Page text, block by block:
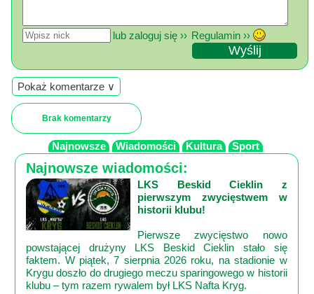
lub zaloguj się ›› Regulamin ››
Pokaż komentarze ∨
Brak komentarzy
Najnowsze Wiadomości Kultura Sport
Najnowsze wiadomości:
LKS Beskid Cieklin z
pierwszym zwycięstwem w
historii klubu!
Pierwsze zwycięstwo nowo
powstającej drużyny LKS Beskid Cieklin stało się
faktem. W piątek, 7 sierpnia 2026 roku, na stadionie w
Krygu doszło do drugiego meczu sparingowego w historii
klubu – tym razem rywalem był LKS Nafta Kryg.